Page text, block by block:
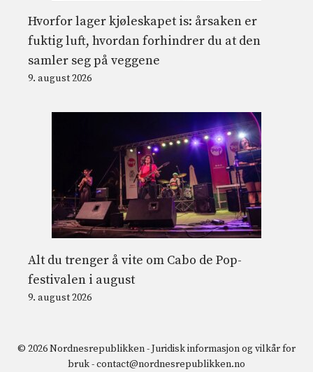
Hvorfor lager kjøleskapet is: årsaken er
fuktig luft, hvordan forhindrer du at den
samler seg på veggene
9. august 2026
Alt du trenger å vite om Cabo de Pop-
festivalen i august
9. august 2026
© 2026 Nordnesrepublikken -Juridisk informasjon og vilkår for
bruk-contact@nordnesrepublikken.no